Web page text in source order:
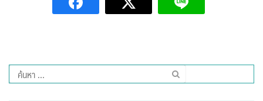
ต้นแหลงโฮมสเตย์
นครน่านอพาร์ทเม้น
ค้นหา
สำหรับ: